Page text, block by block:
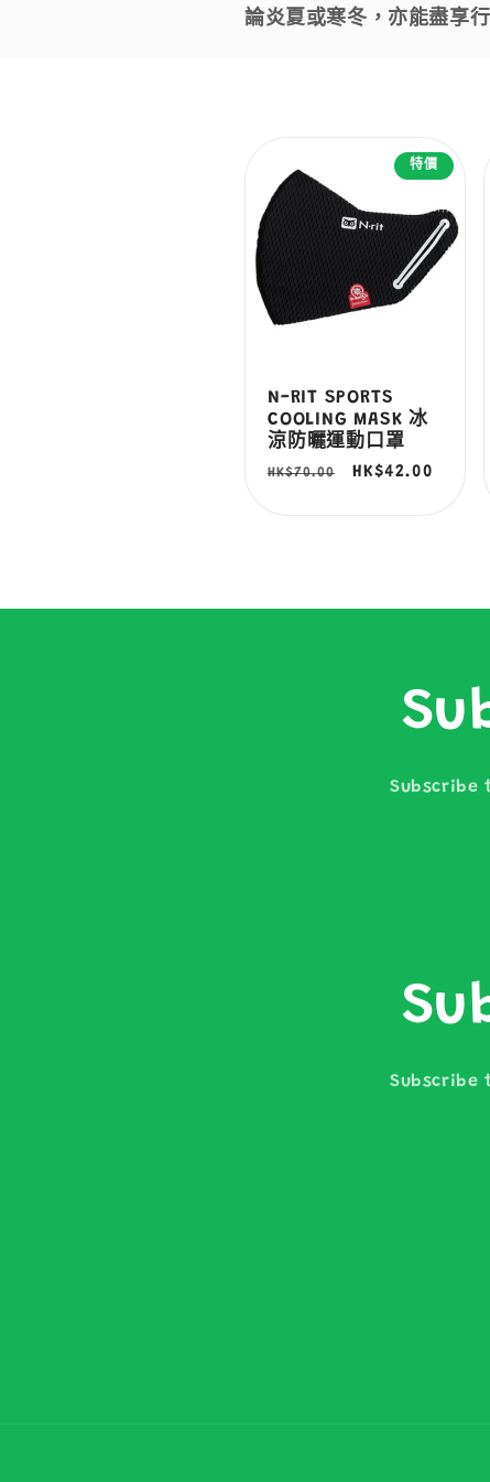
論炎夏或寒冬，亦能盡享
特價
N-RIT SPORTS
COOLING MASK 冰
涼防曬運動口罩
定
HK$70.00
售
HK$42.00
Subscribe
Subscribe